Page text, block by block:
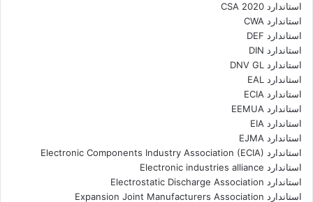
استاندارد CSA 2020
استاندارد CWA
استاندارد DEF
استاندارد DIN
استاندارد DNV GL
استاندارد EAL
استاندارد ECIA
استاندارد EEMUA
استاندارد EIA
استاندارد EJMA
استاندارد Electronic Components Industry Association (ECIA)
استاندارد Electronic industries alliance
استاندارد Electrostatic Discharge Association
استاندارد Expansion Joint Manufacturers Association